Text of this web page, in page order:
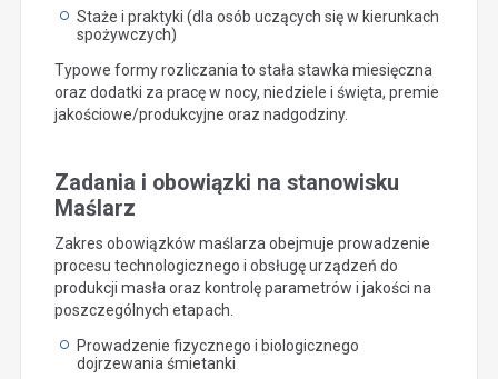
Staże i praktyki (dla osób uczących się w kierunkach
spożywczych)
Typowe formy rozliczania to stała stawka miesięczna
oraz dodatki za pracę w nocy, niedziele i święta, premie
jakościowe/produkcyjne oraz nadgodziny.
Zadania i obowiązki na stanowisku
Maślarz
Zakres obowiązków maślarza obejmuje prowadzenie
procesu technologicznego i obsługę urządzeń do
produkcji masła oraz kontrolę parametrów i jakości na
poszczególnych etapach.
Prowadzenie fizycznego i biologicznego
dojrzewania śmietanki